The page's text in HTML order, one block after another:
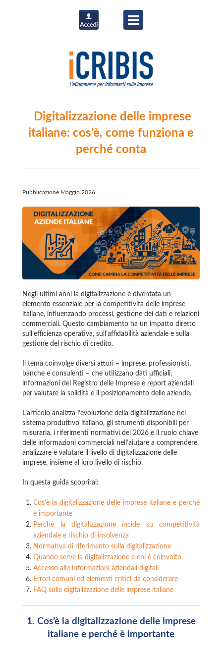
Digitalizzazione delle imprese
italiane: cos’è, come funziona e
perché conta
Pubblicazione Maggio 2026
Negli ultimi anni la digitalizzazione è diventata un
elemento essenziale per la competitività delle imprese
italiane, influenzando processi, gestione dei dati e relazioni
commerciali. Questo cambiamento ha un impatto diretto
sull’efficienza operativa, sull’affidabilità aziendale e sulla
gestione del rischio di credito.
Il tema coinvolge diversi attori – imprese, professionisti,
banche e consulenti – che utilizzano dati ufficiali,
informazioni del Registro delle Imprese e report aziendali
per valutare la solidità e il posizionamento delle aziende.
L’articolo analizza l’evoluzione della digitalizzazione nel
sistema produttivo italiano, gli strumenti disponibili per
misurarla, i riferimenti normativi del 2026 e il ruolo chiave
delle informazioni commerciali nell’aiutare a comprendere,
analizzare e valutare il livello di digitalizzazione delle
imprese, insieme al loro livello di rischio.
In questa guida scoprirai:
Cos’è la digitalizzazione delle imprese italiane e perché
è importante
Perché la digitalizzazione incide su competitività
aziendale e rischio di insolvenza
Normativa di riferimento sulla digitalizzazione
Quando serve la digitalizzazione e chi è coinvolto
Accesso alle informazioni aziendali digitali
Errori comuni ed elementi critici da considerare
FAQ sulla digitalizzazione delle imprese italiane
1. Cos’è la digitalizzazione delle imprese
italiane e perché è importante